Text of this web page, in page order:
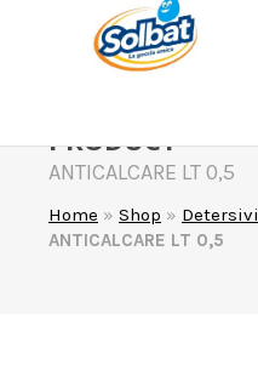
PRODUCT
ANTICALCARE LT 0,5
Home » Shop » Detersivi
ANTICALCARE LT 0,5